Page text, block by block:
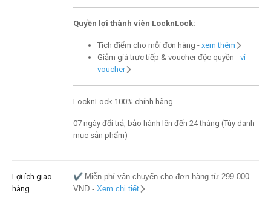
Quyền lợi thành viên LocknLock:
Tích điểm cho mỗi đơn hàng - xem thêm
Giảm giá trực tiếp & voucher độc quyền - ví
voucher
LocknLock 100% chính hãng
07 ngày đổi trả, bảo hành lên đến 24 tháng (Tùy danh
mục sản phẩm)
Lợi ích giao
hàng
✔️ Miễn phí vận chuyển cho đơn hàng từ 299.000
VND - Xem chi tiết